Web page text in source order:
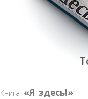
Книга «Я здесь!» —